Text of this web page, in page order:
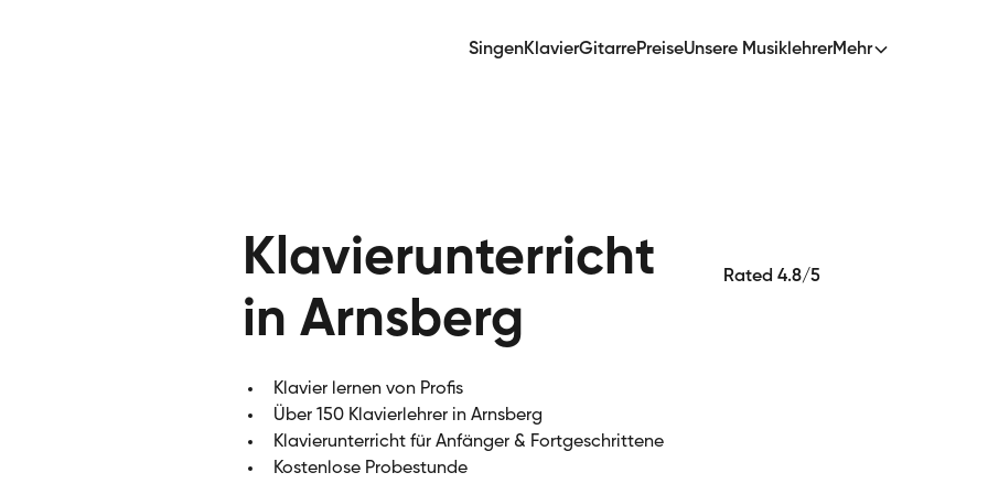
SingenKlavierGitarrePreiseUnsere MusiklehrerMehr
Klavierunterricht
in Arnsberg
Klavier lernen von Profis
Über 150 Klavierlehrer in Arnsberg
Klavierunterricht für Anfänger & Fortgeschrittene
Kostenlose Probestunde
Rated 4.8/5